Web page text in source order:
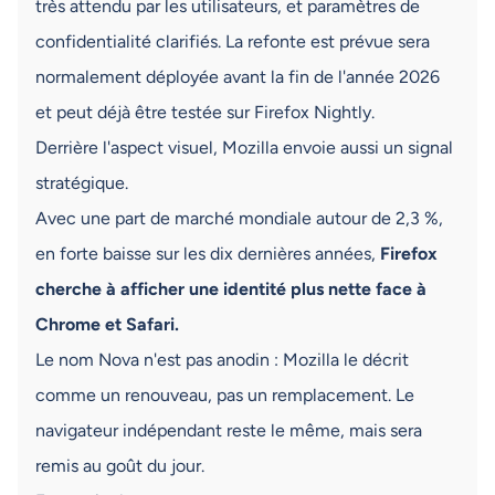
très attendu par les utilisateurs, et paramètres de
confidentialité clarifiés. La refonte est prévue sera
normalement déployée avant la fin de l'année 2026
et peut déjà être testée sur Firefox Nightly.
Derrière l'aspect visuel, Mozilla envoie aussi un signal
stratégique.
Avec une part de marché mondiale autour de 2,3 %,
en forte baisse sur les dix dernières années, Firefox
cherche à afficher une identité plus nette face à
Chrome et Safari.
Le nom Nova n'est pas anodin : Mozilla le décrit
comme un renouveau, pas un remplacement. Le
navigateur indépendant reste le même, mais sera
remis au goût du jour.